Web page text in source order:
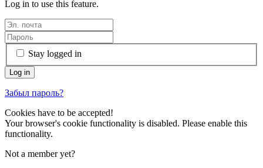
Log in to use this feature.
Stay logged in
Забыл пароль?
Cookies have to be accepted!
Your browser's cookie functionality is disabled. Please enable this
functionality.
Not a member yet?